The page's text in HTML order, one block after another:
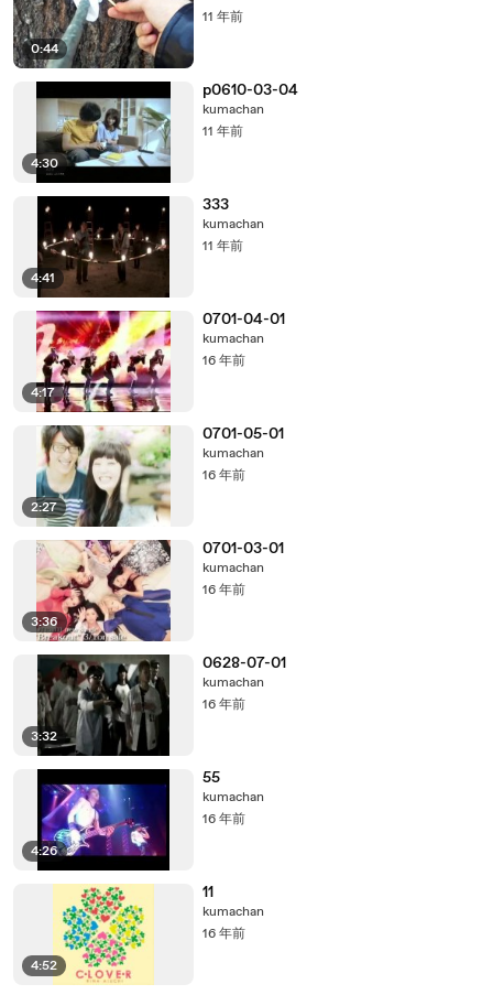
0:44
11 年前
4:30
p0610-03-04
kumachan
11 年前
4:41
333
kumachan
11 年前
4:17
0701-04-01
kumachan
16 年前
2:27
0701-05-01
kumachan
16 年前
3:36
0701-03-01
kumachan
16 年前
3:32
0628-07-01
kumachan
16 年前
4:26
55
kumachan
16 年前
4:52
11
kumachan
16 年前